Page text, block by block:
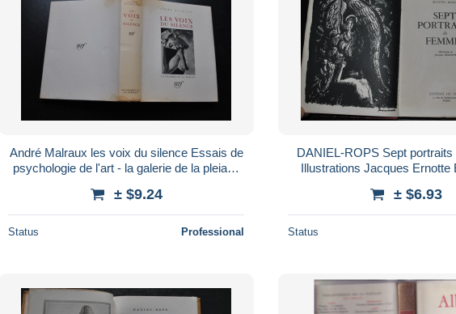
André Malraux les voix du silence Essais de
psychologie de l'art - la galerie de la pleiade
± $9.24
Status Professional
DANIEL-ROPS Sept
Illustrations Jacques Ernotte
± $6.93
Status